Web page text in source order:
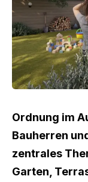
Ordnung im
Bauherren
zentrales
Garten,